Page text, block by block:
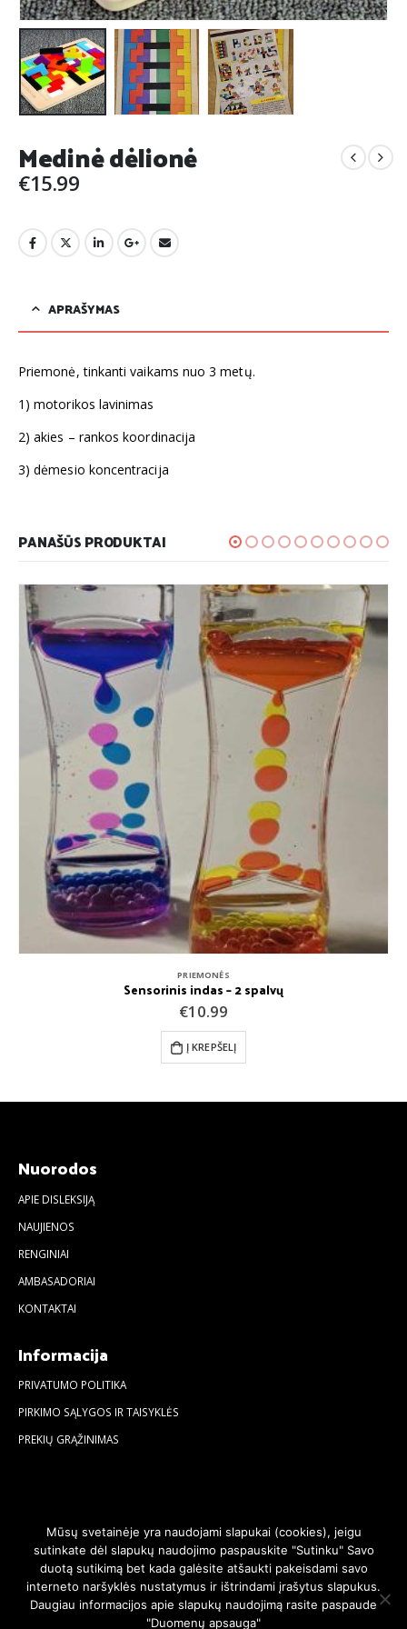
Medinė dėlionė
€15.99
APRAŠYMAS
Priemonė, tinkanti vaikams nuo 3 metų.
1) motorikos lavinimas
2) akies – rankos koordinacija
3) dėmesio koncentracija
PANAŠŪS PRODUKTAI
PRIEMONĖS
Sensorinis indas – 2 spalvų
€10.99
Į KREPŠELĮ
Nuorodos
APIE DISLEKSIJĄ
NAUJIENOS
RENGINIAI
AMBASADORIAI
KONTAKTAI
Informacija
PRIVATUMO POLITIKA
PIRKIMO SĄLYGOS IR TAISYKLĖS
PREKIŲ GRĄŽINIMAS
Mūsų svetainėje yra naudojami slapukai (cookies), jeigu
sutinkate dėl slapukų naudojimo paspauskite "Sutinku" Savo
duotą sutikimą bet kada galėsite atšaukti pakeisdami savo
interneto naršyklės nustatymus ir ištrindami įrašytus slapukus.
Daugiau informacijos apie slapukų naudojimą rasite paspaude
"Duomenų apsauga"